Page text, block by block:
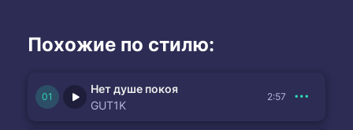
Похожие по стилю:
Нет душе покоя
GUT1K
2:57